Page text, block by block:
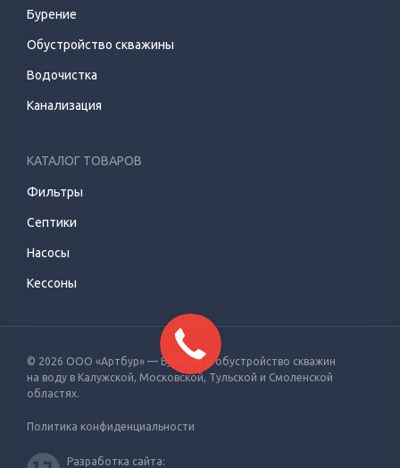
Бурение
Обустройство скважины
Водочистка
Канализация
КАТАЛОГ ТОВАРОВ
Фильтры
Септики
Насосы
Кессоны
© 2026 ООО «Артбур» — Бурение и обустройство скважин
на воду в Калужской, Московской, Тульской и Смоленской
областях.
Политика конфиденциальности
Разработка сайта: